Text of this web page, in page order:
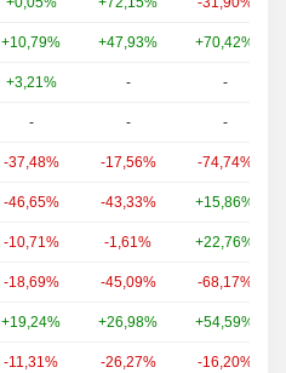
+10,79% +47,93% +70,42%
+3,21% - -
- - -
-37,48% -17,56% -74,74%
-46,65% -43,33% +15,86%
-10,71% -1,61% +22,76%
-18,69% -45,09% -68,17%
+19,24% +26,98% +54,59%
-11,31% -26,27% -16,20%